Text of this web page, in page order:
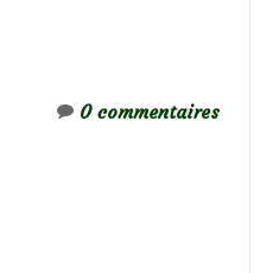
0 commentaires